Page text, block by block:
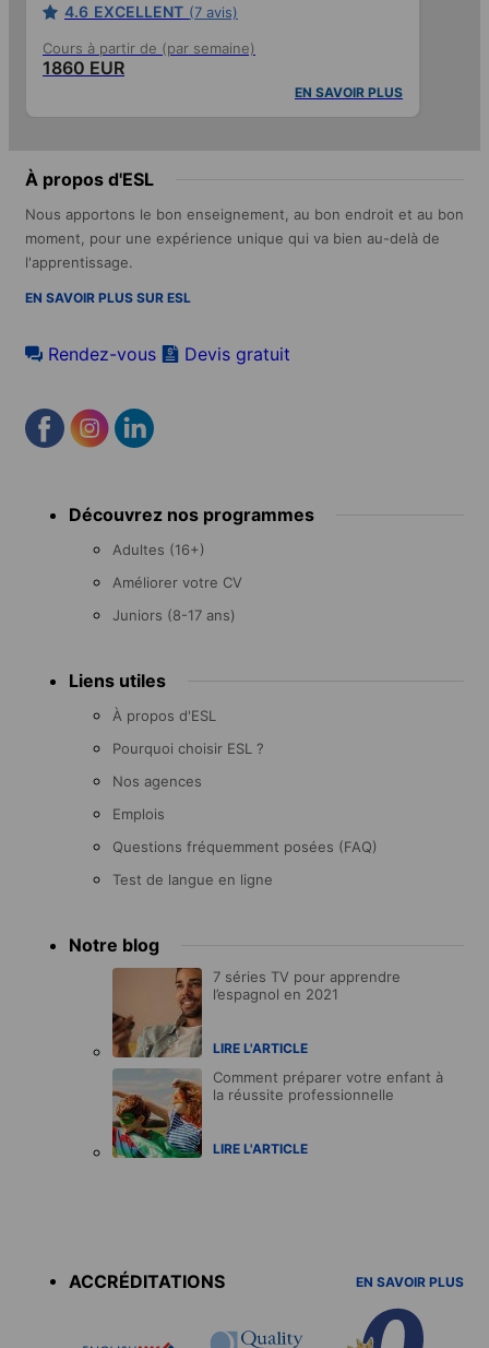
4.6 EXCELLENT (7 avis)
Cours à partir de (par semaine)
1860 EUR
EN SAVOIR PLUS
À propos d'ESL
Nous apportons le bon enseignement, au bon endroit et au bon
moment, pour une expérience unique qui va bien au-delà de
l'apprentissage.
EN SAVOIR PLUS SUR ESL
Rendez-vous Devis gratuit
menu Découvrez nos programmes
Adultes (16+)
Améliorer votre CV
Juniors (8-17 ans)
Liens utiles
À propos d'ESL
Pourquoi choisir ESL ?
Nos agences
Emplois
Questions fréquemment posées (FAQ)
Test de langue en ligne
Notre blog
7 séries TV pour apprendre
l’espagnol en 2021
LIRE L'ARTICLE
Comment préparer votre enfant à
la réussite professionnelle
LIRE L'ARTICLE
ACCRÉDITATIONS
EN SAVOIR PLUS